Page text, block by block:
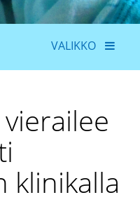
VALIKKO
klinikalla